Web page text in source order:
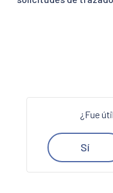
¿Fue
Sí